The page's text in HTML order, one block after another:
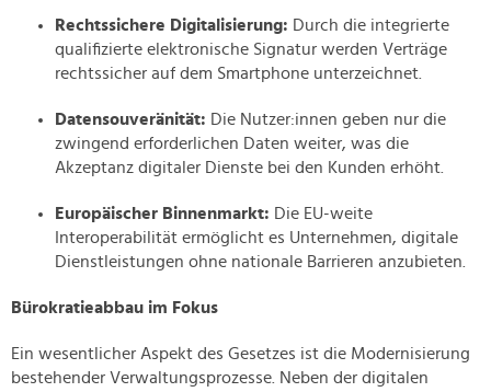
Rechtssichere Digitalisierung: Durch die integrierte
qualifizierte elektronische Signatur werden Verträge
rechtssicher auf dem Smartphone unterzeichnet.
Datensouveränität: Die Nutzer:innen geben nur die
zwingend erforderlichen Daten weiter, was die
Akzeptanz digitaler Dienste bei den Kunden erhöht.
Europäischer Binnenmarkt: Die EU-weite
Interoperabilität ermöglicht es Unternehmen, digitale
Dienstleistungen ohne nationale Barrieren anzubieten.
Bürokratieabbau im Fokus
Ein wesentlicher Aspekt des Gesetzes ist die Modernisierung
bestehender Verwaltungsprozesse. Neben der digitalen